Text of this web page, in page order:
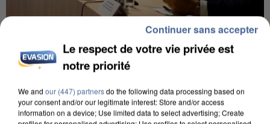
INCENDIES : L’ÎLE-DE-FRANCE LANCE UN ÉLAN
DE SOLIDARITÉ AVEC LES...
Le respect de votre vie privée est
notre priorité
We and our (447) partnersdo the following data processing based on
your consent and/or our legitimate interest: Store and/or access
information on a device; Use limited data to select advertising; Create
Continuer sans accepter